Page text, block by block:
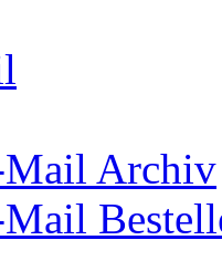
Mail Archiv